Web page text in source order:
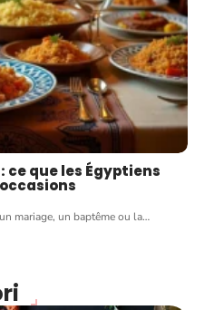
que les Égyptiens
mariage, un baptême ou la…